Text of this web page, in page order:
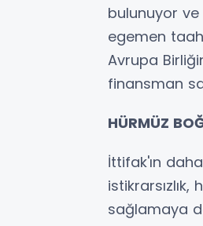
bulunuyor
egemen
Avrupa
finansman
HÜRMÜZ
İttifak'ın
sağlamaya